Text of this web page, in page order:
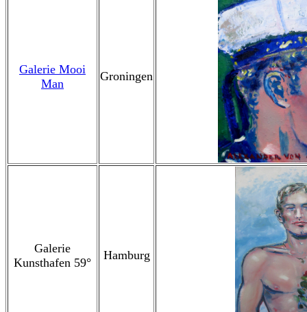
Galerie Mooi
Man
Groningen
Galerie
Kunsthafen 59°
Hamburg